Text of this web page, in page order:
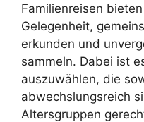
Familienreisen
Gelegenheit,
erkunden und
sammeln. Dabei ist
auszuwählen, die
abwechslungsreich
Altersgruppen